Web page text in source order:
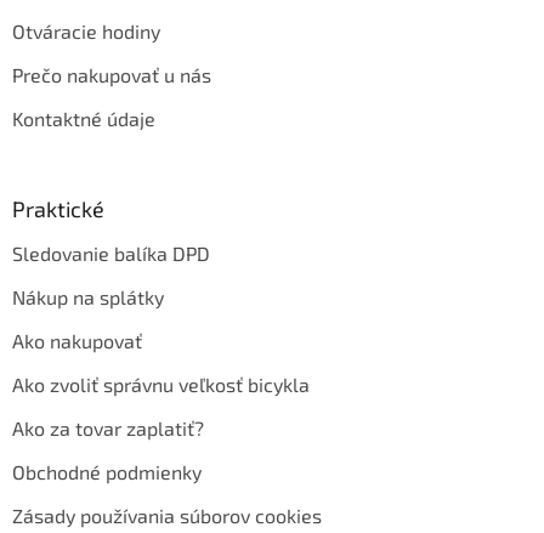
Otváracie hodiny
Prečo nakupovať u nás
Kontaktné údaje
Praktické
Sledovanie balíka DPD
Nákup na splátky
Ako nakupovať
Ako zvoliť správnu veľkosť bicykla
Ako za tovar zaplatiť?
Obchodné podmienky
Zásady používania súborov cookies